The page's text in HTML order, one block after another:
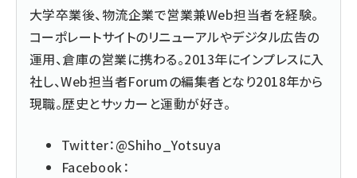
大学卒業後、物流企業で営業兼Web担当者を経験。
コーポレートサイトのリニューアルやデジタル広告の
運用、倉庫の営業に携わる。2013年にインプレスに入
社し、Web担当者Forumの編集者となり2018年から
現職。歴史とサッカーと運動が好き。
Twitter：@Shiho_Yotsuya
Facebook：